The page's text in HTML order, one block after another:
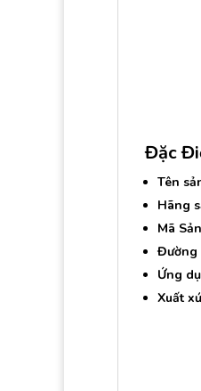
Đặc
Tên
Hãng
Mã
Đường
Ứng
Xuất